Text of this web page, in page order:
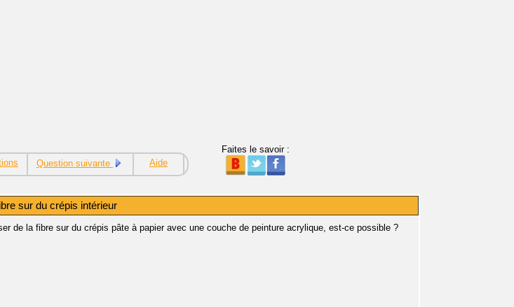
Question suivante Aide
Faites le savoir :
sur du crépis intérieur
de la fibre sur du crépis pâte à papier avec une couche de peinture acrylique, est-ce possible ?